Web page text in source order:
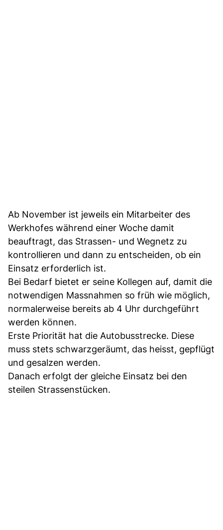
Ab November ist jeweils ein Mitarbeiter des
Werkhofes während einer Woche damit
beauftragt, das Strassen- und Wegnetz zu
kontrollieren und dann zu entscheiden, ob ein
Einsatz erforderlich ist.
Bei Bedarf bietet er seine Kollegen auf, damit die
notwendigen Massnahmen so früh wie möglich,
normalerweise bereits ab 4 Uhr durchgeführt
werden können.
Erste Priorität hat die Autobusstrecke. Diese
muss stets schwarzgeräumt, das heisst, gepflügt
und gesalzen werden.
Danach erfolgt der gleiche Einsatz bei den
steilen Strassenstücken.